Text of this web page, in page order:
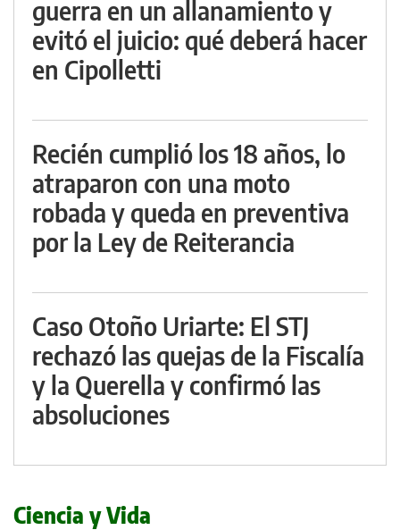
guerra en un allanamiento y
evitó el juicio: qué deberá hacer
en Cipolletti
Recién cumplió los 18 años, lo
atraparon con una moto
robada y queda en preventiva
por la Ley de Reiterancia
Caso Otoño Uriarte: El STJ
rechazó las quejas de la Fiscalía
y la Querella y confirmó las
absoluciones
Ciencia y Vida